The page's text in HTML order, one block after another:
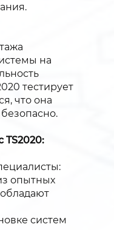
на
тестирует
что она
TS2020:
опытных
систем